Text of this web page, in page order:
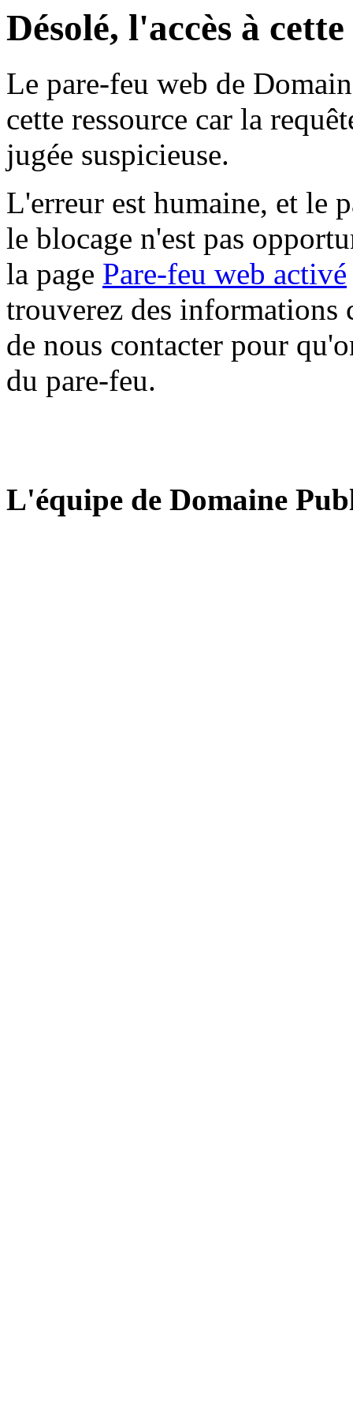
Désolé, l'accès à
Le pare-feu web de
cette ressource car la
jugée suspicieuse.
L'erreur est humaine, et le
le blocage n'est pas
la page Pare-feu web activé
trouverez des informations
de nous contacter pour
du pare-feu.
L'équipe de Domaine